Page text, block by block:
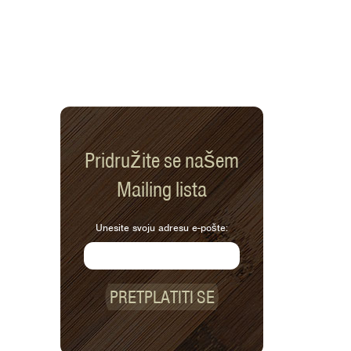
Pridružite se našem
Mailing lista
Unesite svoju adresu e-pošte:
PRETPLATITI SE